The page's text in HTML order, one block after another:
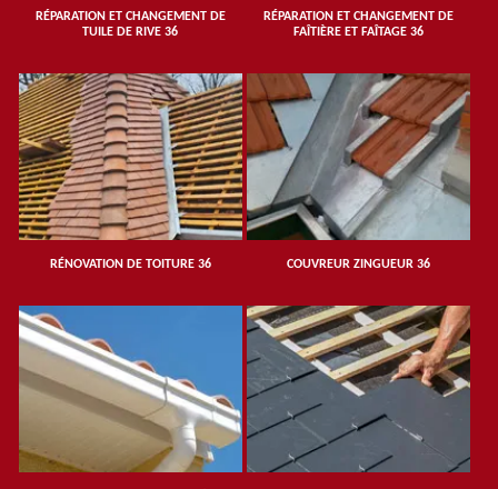
RÉPARATION ET CHANGEMENT DE
TUILE DE RIVE 36
RÉPARATION ET CHANGEMENT DE
FAÎTIÈRE ET FAÎTAGE 36
RÉNOVATION DE TOITURE 36 COUVREUR ZINGUEUR 36